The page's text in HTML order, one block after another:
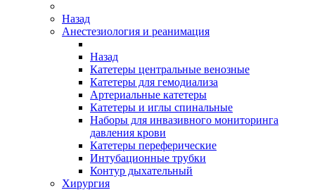
Назад
Анестезиология и реанимация
Назад
Катетеры центральные венозные
Катетеры для гемодиализа
Артериальные катетеры
Катетеры и иглы спинальные
Наборы для инвазивного мониторинга
давления крови
Катетеры переферические
Интубационные трубки
Контур дыхательный
Хирургия